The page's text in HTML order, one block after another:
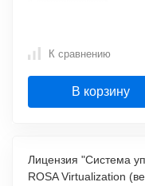
К сравнению
В корзину
Лицензия "Система
ROSA Virtualization